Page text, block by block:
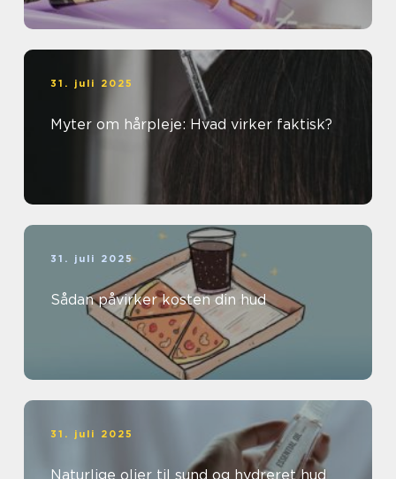
31. juli 2025
Myter om hårpleje: Hvad virker faktisk?
31. juli 2025
Sådan påvirker kosten din hud
31. juli 2025
Naturlige olier til sund og hydreret hud